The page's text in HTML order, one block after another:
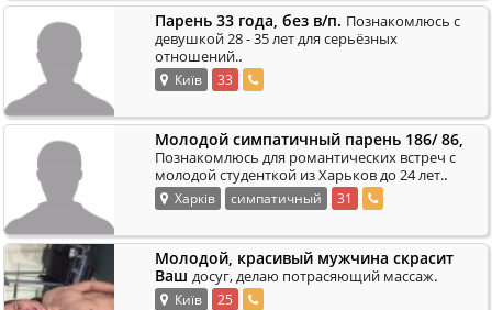
Парень 33 года, без в/п. Познакомлюсь с
девушкой 28 - 35 лет для серьёзных
отношений..
Київ 33
Молодой симпатичный парень 186/ 86,
Познакомлюсь для романтических встреч с
молодой студенткой из Харьков до 24 лет..
Харків симпатичный 31
Молодой, красивый мужчина скрасит
Ваш досуг, делаю потрасяющий массаж.
Київ 25